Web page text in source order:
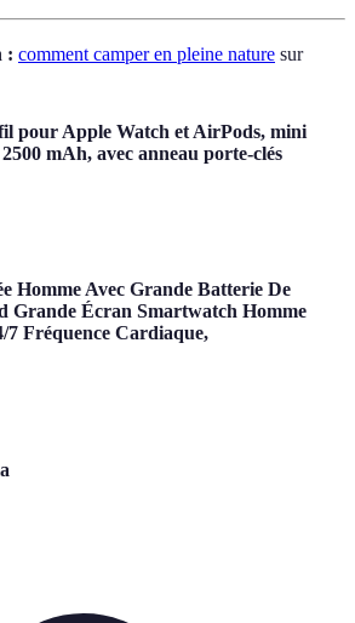
: comment camper en pleine nature sur
pour Apple Watch et AirPods, mini
mAh, avec anneau porte-clés
Homme Avec Grande Batterie De
Grande Écran Smartwatch Homme
7 Fréquence Cardiaque,